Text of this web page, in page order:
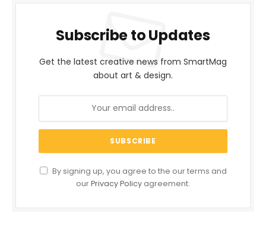
Subscribe to Updates
Get the latest creative news from SmartMag
about art & design.
By signing up, you agree to the our terms and
ourPrivacy Policy agreement.